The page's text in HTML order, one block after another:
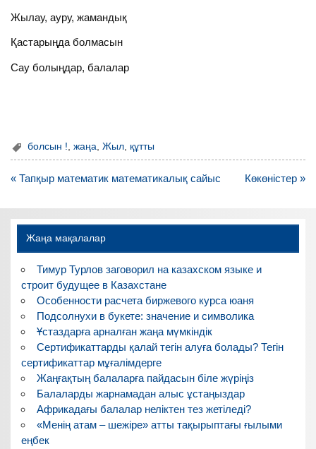
Жылау, ауру, жамандық
Қастарыңда болмасын
Сау болыңдар, балалар
болсын ! ,жаңа ,Жыл құтты
Навигация
записям
« Тапқыр математик математикалық сайыс Көкөністер »
Жаңа мақалалар
Тимур Турлов заговорил на казахском языке и
строит будущее в Казахстане
Особенности расчета биржевого курса юаня
Подсолнухи в букете: значение и символика
Ұстаздарға арналған жаңа мүмкіндік
Сертификаттарды қалай тегін алуға болады? Тегін
сертификаттар мұғалімдерге
Жаңғақтың балаларға пайдасын біле жүріңіз
Балаларды жарнамадан алыс ұстаңыздар
Африкадағы балалар неліктен тез жетіледі?
«Менің атам – шежіре» атты тақырыптағы ғылыми
еңбек